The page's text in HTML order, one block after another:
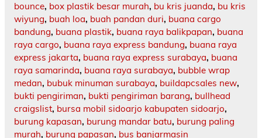
bounce, box plastik besar murah, bu kris juanda, bu kris
wiyung, buah loa, buah pandan duri, buana cargo
bandung, buana plastik, buana raya balikpapan, buana
raya cargo, buana raya express bandung, buana raya
express jakarta, buana raya express surabaya, buana
raya samarinda, buana raya surabaya, bubble wrap
medan, bubuk minuman surabaya, buildapcsales new,
bukti pengiriman, bukti pengiriman barang, bullhead
craigslist, bursa mobil sidoarjo kabupaten sidoarjo,
burung kapasan, burung mandar batu, burung paling
murah, burung papasan, bus banjarmasin